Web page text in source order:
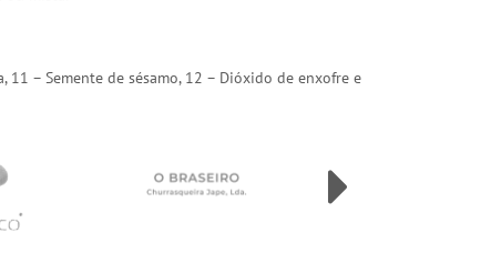
11 – Semente de sésamo, 12 – Dióxido de enxofre e